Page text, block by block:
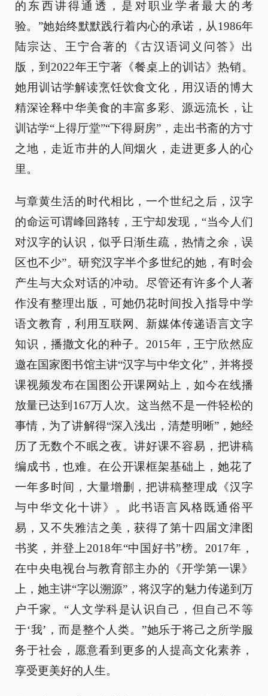
的东西讲得通透，是对职业学者最大的考
验。”她始终默默践行着内心的承诺，从1986年
陆宗达、王宁合著的《古汉语词义问答》出
版，到2022年王宁著《餐桌上的训诂》热销。
她用训诂学解读烹饪饮食文化，用汉语的博大
精深诠释中华美食的丰富多彩、源远流长，让
训诂学“上得厅堂”“下得厨房”，走出书斋的方寸
之地，走近市井的人间烟火，走进更多人的心
里。
与章黄生活的时代相比，一个世纪之后，汉字
的命运可谓峰回路转，王宁却发现，“当今人们
对汉字的认识，似乎日渐生疏，热情之余，误
区也不少”。研究汉字半个多世纪的她，有时会
产生与大众对话的冲动。尽管还有许多个人著
作没有整理出版，可她仍花时间投入指导中学
语文教育，利用互联网、新媒体传递语言文字
知识，播撒文化的种子。2015年，王宁欣然应
邀在国家图书馆主讲“汉字与中华文化”，并将授
课视频发布在国图公开课网站上，如今在线播
放量已达到167万人次。这当然不是一件轻松的
事情，为了讲解得“深入浅出，清楚明晰”，她经
历了无数个不眠之夜。讲好课不容易，把讲稿
编成书，也难。在公开课框架基础上，她花了
一年多时间，大量增删，把讲稿整理成《汉字
与中华文化十讲》。此书语言风格既通俗平
易，又不失雅洁之美，获得了第十四届文津图
书奖，并登上2018年“中国好书”榜。2017年，
在中央电视台与教育部主办的《开学第一课》
上，她主讲“字以溯源”，将汉字的魅力传递到万
户千家。“人文学科是认识自己，但自己不等
于‘我’，而是整个人类。”她乐于将己之所学服
务于社会，愿意看到更多的人提高文化素养，
享受更美好的人生。